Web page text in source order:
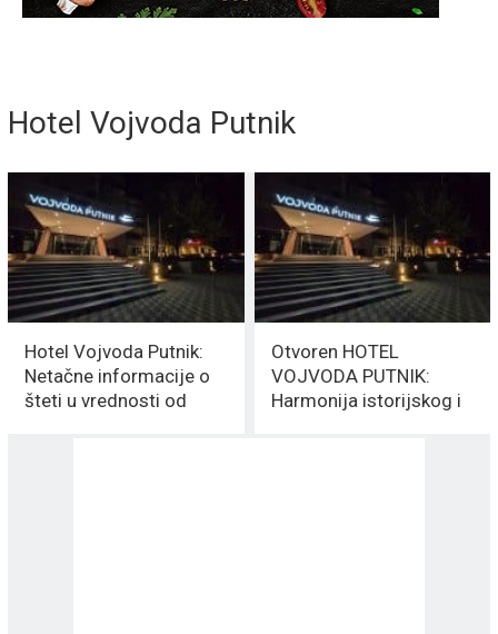
Hotel Vojvoda Putnik
Hotel Vojvoda Putnik:
Netačne informacije o
šteti u vrednosti od
Otvoren HOTEL
VOJVODA PUTNIK:
Harmonija istorijskog i